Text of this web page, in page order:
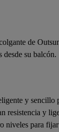
de
su balcón.
y
resistencia y
niveles para